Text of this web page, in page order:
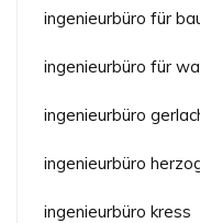
ingenieurbüro für
ingenieurbüro für
ingenieurbüro
ingenieurbüro
ingenieurbüro kress